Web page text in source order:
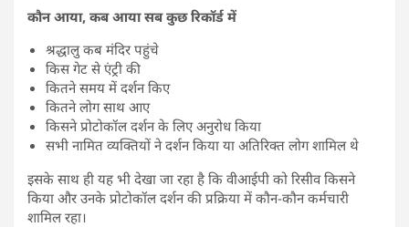
कौन आया, कब आया सब कुछ रिकॉर्ड में
श्रद्धालु कब मंदिर पहुंचे
किस गेट से एंट्री की
कितने समय में दर्शन किए
कितने लोग साथ आए
किसने प्रोटोकॉल दर्शन के लिए अनुरोध किया
सभी नामित व्यक्तियों ने दर्शन किया या अतिरिक्त लोग शामिल थे
इसके साथ ही यह भी देखा जा रहा है कि वीआईपी को रिसीव किसने
किया और उनके प्रोटोकॉल दर्शन की प्रक्रिया में कौन-कौन कर्मचारी
शामिल रहा।